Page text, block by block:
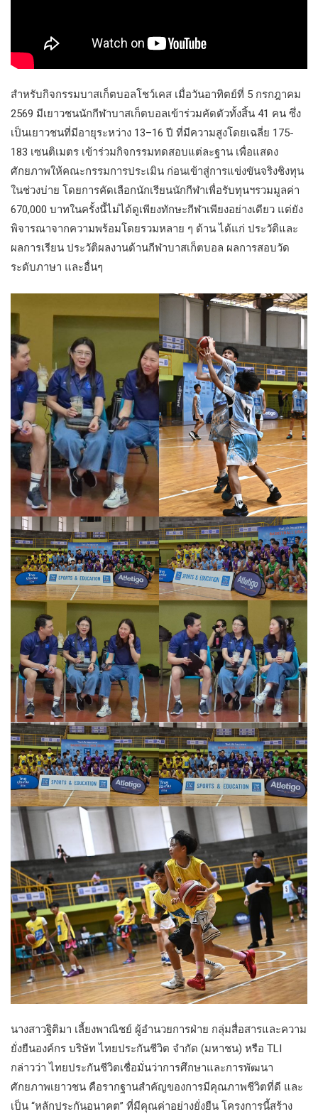
สำหรับกิจกรรมบาสเก็ตบอลโชว์เคส เมื่อวันอาทิตย์ที่ 5 กรกฎาคม
2569 มีเยาวชนนักกีฬาบาสเก็ตบอลเข้าร่วมคัดตัวทั้งสิ้น 41 คน ซึ่ง
เป็นเยาวชนที่มีอายุระหว่าง 13–16 ปี ที่มีความสูงโดยเฉลี่ย 175-
183 เซนติเมตร เข้าร่วมกิจกรรมทดสอบแต่ละฐาน เพื่อแสดง
ศักยภาพให้คณะกรรมการประเมิน ก่อนเข้าสู่การแข่งขันจริงชิงทุน
ในช่วงบ่าย โดยการคัดเลือกนักเรียนนักกีฬาเพื่อรับทุนฯรวมมูลค่า
670,000 บาทในครั้งนี้ไม่ได้ดูเพียงทักษะกีฬาเพียงอย่างเดียว แต่ยัง
พิจารณาจากความพร้อมโดยรวมหลาย ๆ ด้าน ได้แก่ ประวัติและ
ผลการเรียน ประวัติผลงานด้านกีฬาบาสเก็ตบอล ผลการสอบวัด
ระดับภาษา และอื่นๆ
นางสาวฐิติมา เลี้ยงพาณิชย์ ผู้อำนวยการฝ่าย กลุ่มสื่อสารและความ
ยั่งยืนองค์กร บริษัท ไทยประกันชีวิต จำกัด (มหาชน) หรือ TLI
กล่าวว่า ไทยประกันชีวิตเชื่อมั่นว่าการศึกษาและการพัฒนา
ศักยภาพเยาวชน คือรากฐานสำคัญของการมีคุณภาพชีวิตที่ดี และ
เป็น “หลักประกันอนาคต” ที่มีคุณค่าอย่างยั่งยืน โครงการนี้สร้าง